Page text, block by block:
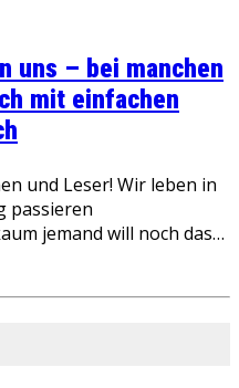
uns – bei manchen
mit einfachen
und Leser! Wir leben in
passieren
jemand will noch das…